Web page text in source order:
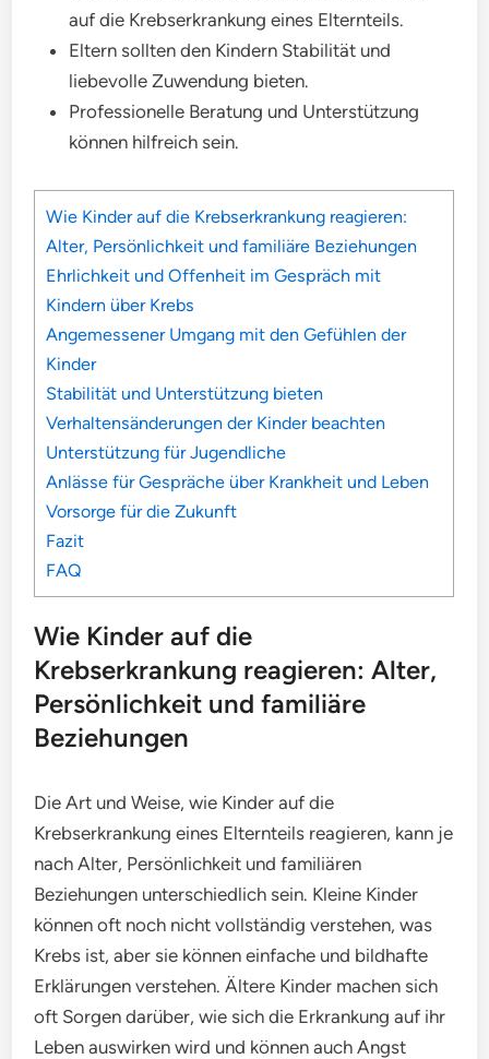
auf die Krebserkrankung eines Elternteils.
Eltern sollten den Kindern Stabilität und
liebevolle Zuwendung bieten.
Professionelle Beratung und Unterstützung
können hilfreich sein.
Wie Kinder auf die Krebserkrankung reagieren:
Alter, Persönlichkeit und familiäre Beziehungen
Ehrlichkeit und Offenheit im Gespräch mit
Kindern über Krebs
Angemessener Umgang mit den Gefühlen der
Kinder
Stabilität und Unterstützung bieten
Verhaltensänderungen der Kinder beachten
Unterstützung für Jugendliche
Anlässe für Gespräche über Krankheit und Leben
Vorsorge für die Zukunft
Fazit
FAQ
Wie Kinder auf die
Krebserkrankung reagieren: Alter,
Persönlichkeit und familiäre
Beziehungen
Die Art und Weise, wie Kinder auf die
Krebserkrankung eines Elternteils reagieren, kann je
nach Alter, Persönlichkeit und familiären
Beziehungen unterschiedlich sein. Kleine Kinder
können oft noch nicht vollständig verstehen, was
Krebs ist, aber sie können einfache und bildhafte
Erklärungen verstehen. Ältere Kinder machen sich
oft Sorgen darüber, wie sich die Erkrankung auf ihr
Leben auswirken wird und können auch Angst